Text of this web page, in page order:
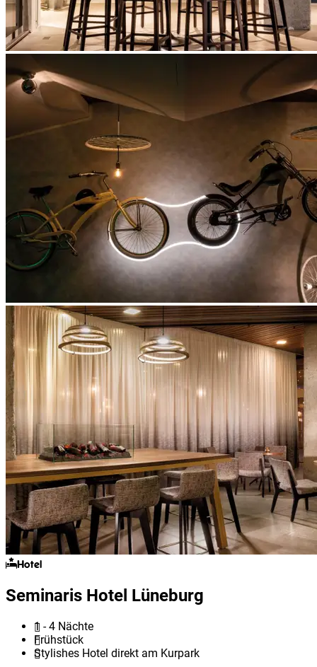
Hotel
Seminaris Hotel Lüneburg
1 - 4 Nächte
Frühstück
Stylishes Hotel direkt am Kurpark